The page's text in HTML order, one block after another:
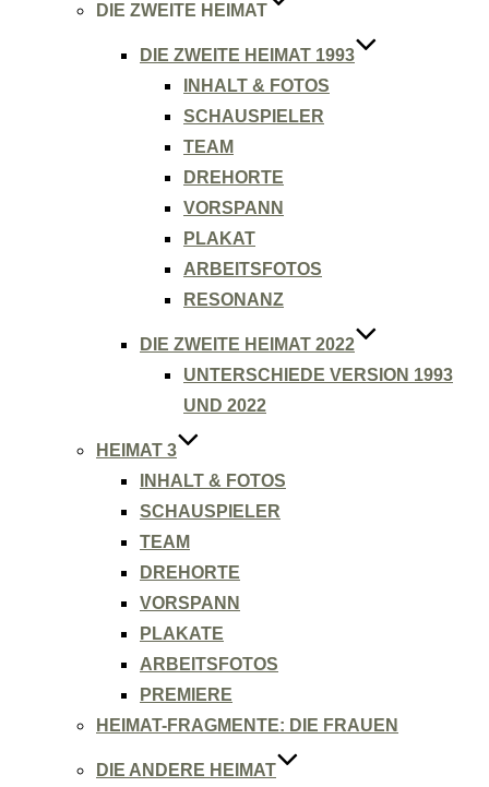
DIE ZWEITE HEIMAT
DIE ZWEITE HEIMAT 1993
INHALT & FOTOS
SCHAUSPIELER
TEAM
DREHORTE
VORSPANN
PLAKAT
ARBEITSFOTOS
RESONANZ
DIE ZWEITE HEIMAT 2022
UNTERSCHIEDE VERSION 1993
UND 2022
HEIMAT 3
INHALT & FOTOS
SCHAUSPIELER
TEAM
DREHORTE
VORSPANN
PLAKATE
ARBEITSFOTOS
PREMIERE
HEIMAT-FRAGMENTE: DIE FRAUEN
DIE ANDERE HEIMAT